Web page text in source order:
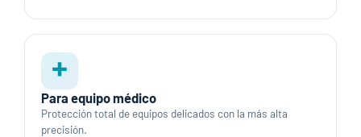
Para equipo médico
Protección total de equipos delicados con la más alta
precisión.